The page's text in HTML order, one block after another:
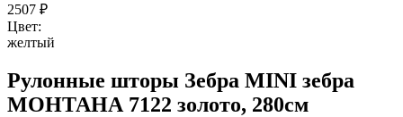
2507 ₽
Цвет:
желтый
Рулонные шторы Зебра MINI зебра
МОНТАНА 7122 золото, 280см